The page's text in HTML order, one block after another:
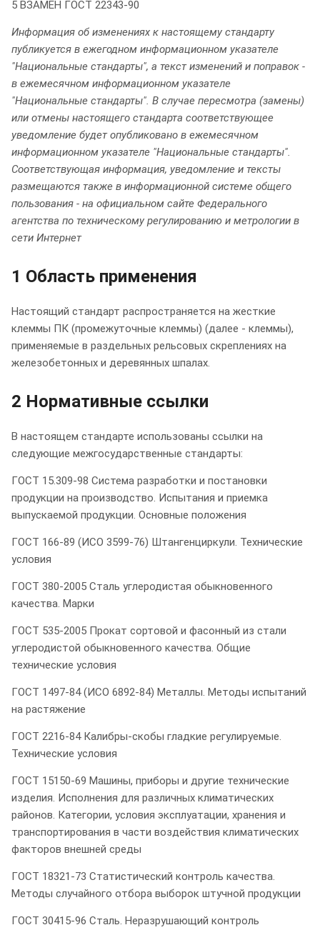
5 ВЗАМЕН ГОСТ 22343-90
Информация об изменениях к настоящему стандарту
публикуется в ежегодном информационном указателе
"Национальные стандарты", а текст изменений и поправок -
в ежемесячном информационном указателе
"Национальные стандарты". В случае пересмотра (замены)
или отмены настоящего стандарта соответствующее
уведомление будет опубликовано в ежемесячном
информационном указателе "Национальные стандарты".
Соответствующая информация, уведомление и тексты
размещаются также в информационной системе общего
пользования - на официальном сайте Федерального
агентства по техническому регулированию и метрологии в
сети Интернет
1 Область применения
Настоящий стандарт распространяется на жесткие
клеммы ПК (промежуточные клеммы) (далее - клеммы),
применяемые в раздельных рельсовых скреплениях на
железобетонных и деревянных шпалах.
2 Нормативные ссылки
В настоящем стандарте использованы ссылки на
следующие межгосударственные стандарты:
ГОСТ 15.309-98 Система разработки и постановки
продукции на производство. Испытания и приемка
выпускаемой продукции. Основные положения
ГОСТ 166-89 (ИСО 3599-76) Штангенциркули. Технические
условия
ГОСТ 380-2005 Сталь углеродистая обыкновенного
качества. Марки
ГОСТ 535-2005 Прокат сортовой и фасонный из стали
углеродистой обыкновенного качества. Общие
технические условия
ГОСТ 1497-84 (ИСО 6892-84) Металлы. Методы испытаний
на растяжение
ГОСТ 2216-84 Калибры-скобы гладкие регулируемые.
Технические условия
ГОСТ 15150-69 Машины, приборы и другие технические
изделия. Исполнения для различных климатических
районов. Категории, условия эксплуатации, хранения и
транспортирования в части воздействия климатических
факторов внешней среды
ГОСТ 18321-73 Статистический контроль качества.
Методы случайного отбора выборок штучной продукции
ГОСТ 30415-96 Сталь. Неразрушающий контроль